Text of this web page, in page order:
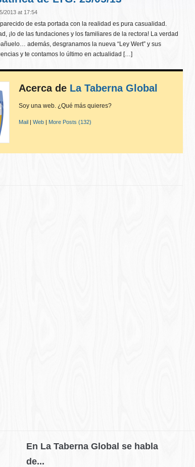
2013 at 17:54
de esta portada con la realidad es pura casualidad.
¡lo de las fundaciones y los familiares de la rectora! La verdad
además, desgranamos la nueva “Ley Wert” y sus
y te contamos lo último en actualidad […]
Acerca de La Taberna Global
Soy una web. ¿Qué más quieres?
Mail | Web | More Posts (132)
En La Taberna Global se habla
de...